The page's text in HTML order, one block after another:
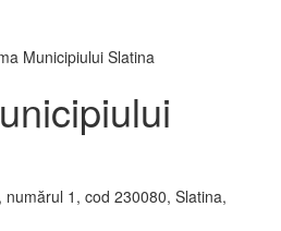
1, cod 230080, Slatina,